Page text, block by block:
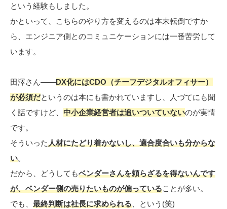
という経験もしました。
かといって、こちらのやり方を変えるのは本末転倒ですか
ら、エンジニア側とのコミュニケーションには一番苦労して
います。
田澤さん――DX化にはCDO（チーフデジタルオフィサー）
が必須だというのは本にも書かれていますし、人づてにも聞
く話ですけど、 中小企業経営者は追いついていないのが実情
です。
そういった人材にたどり着かないし、適合度合いも分からな
い。
だから、どうしてもベンダーさんを頼らざるを得ないんです
が、ベンダー側の売りたいものが偏っていることが多い。
でも、 最終判断は社長に求められる 、という(笑)